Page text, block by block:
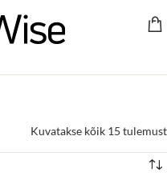
Kuvatakse kõik 15 tulemust